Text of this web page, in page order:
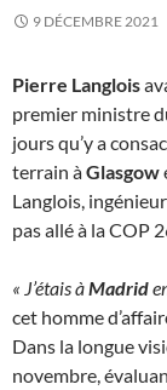
9 DÉCEMBRE 2021
Pierre Langlois
premier ministre
jours qu’y a
terrain àGlasgow
Langlois,
pas allé à la COP
« J’étais àMadrid
cet homme
Dans la longue
novembre,